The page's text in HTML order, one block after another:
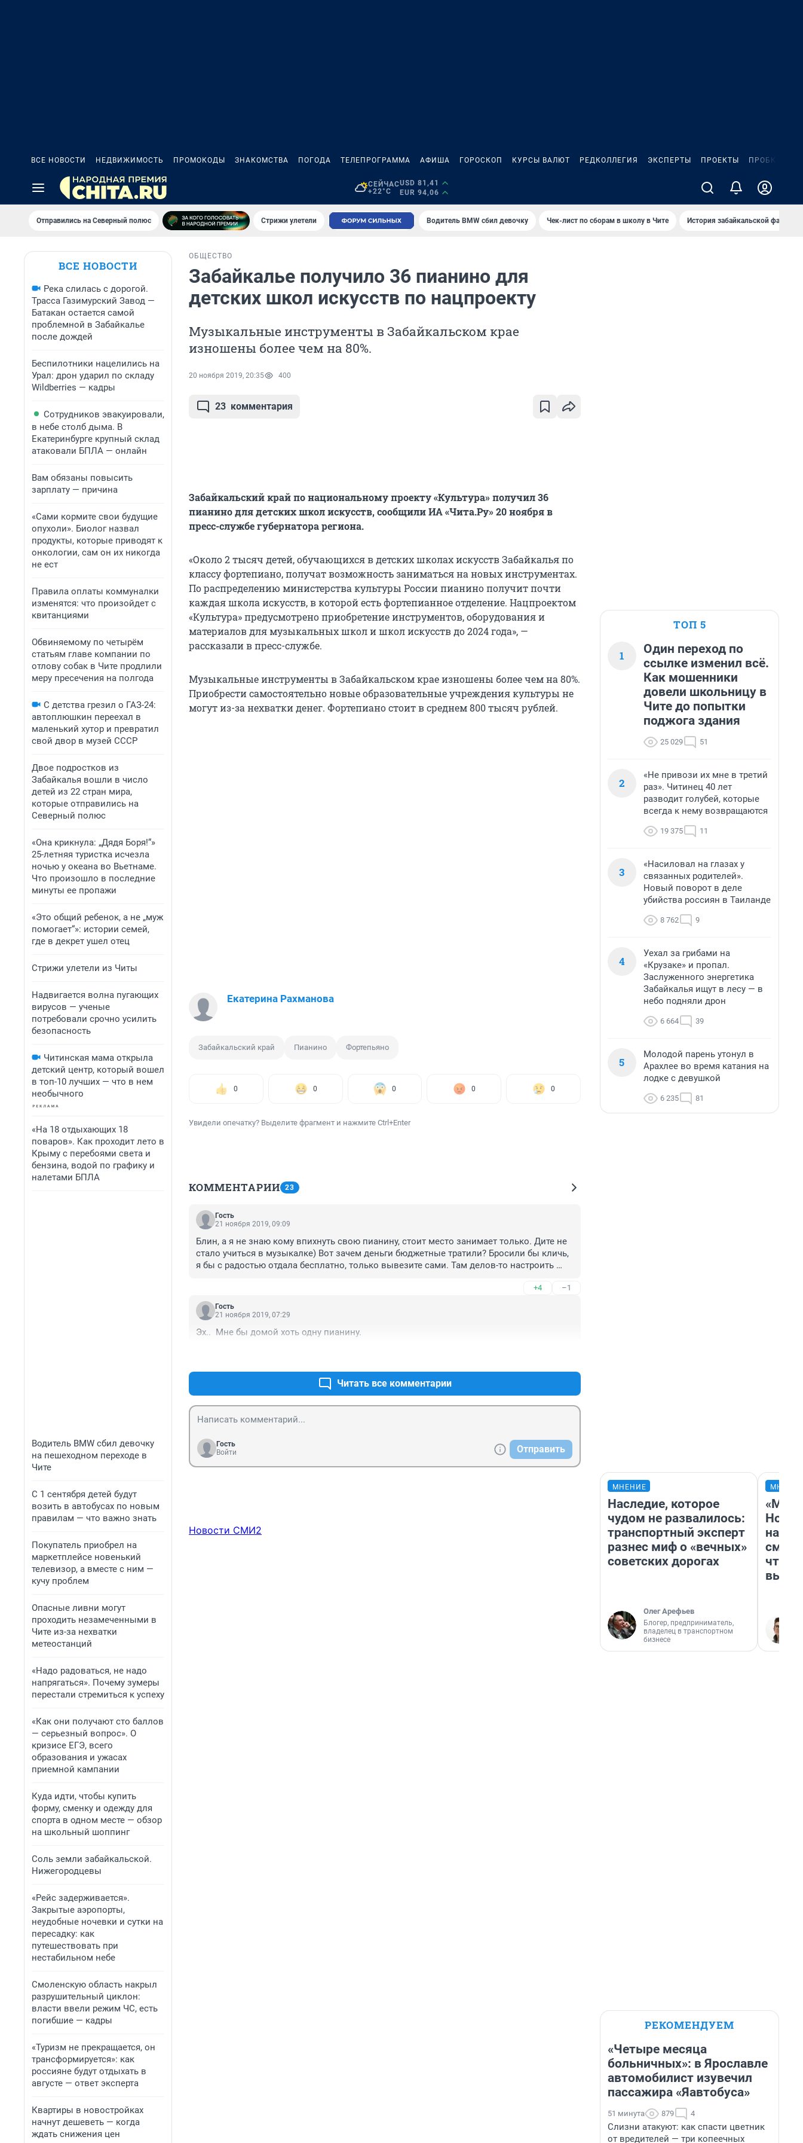
ВСЕ НОВОСТИ НЕДВИЖИМОСТЬ ПРОМОКОДЫ ЗНАКОМСТВА ПОГОДА ТЕЛЕПРОГРАММА АФИША ГОРОСКОП КУРСЫ ВАЛЮТ РЕДКОЛЛЕГИЯ ЭКСПЕРТЫ ПРОЕКТЫ ПРОБКИ
СЕЙЧАС
+22°C
USD 81,41
EUR 94,06
Отправились на Северный полюс Стрижи улетели Водитель BMW сбил девочку Чек-лист по сборам в школу в Чите История забайкальской фамилии
ВСЕ НОВОСТИ
Река слилась с дорогой.
Трасса Газимурский Завод —
Батакан остается самой
проблемной в Забайкалье
после дождей
Беспилотники нацелились на
Урал: дрон ударил по складу
Wildberries — кадры
Сотрудников эвакуировали,
в небе столб дыма. В
Екатеринбурге крупный склад
атаковали БПЛА — онлайн
Вам обязаны повысить
зарплату — причина
«Сами кормите свои будущие
опухоли». Биолог назвал
продукты, которые приводят к
онкологии, сам он их никогда
не ест
Правила оплаты коммуналки
изменятся: что произойдет с
квитанциями
Обвиняемому по четырём
статьям главе компании по
отлову собак в Чите продлили
меру пресечения на полгода
С детства грезил о ГАЗ-24:
автоплюшкин переехал в
маленький хутор и превратил
свой двор в музей СССР
Двое подростков из
Забайкалья вошли в число
детей из 22 стран мира,
которые отправились на
Северный полюс
«Она крикнула: „Дядя Боря!“»
25-летняя туристка исчезла
ночью у океана во Вьетнаме.
Что произошло в последние
минуты ее пропажи
«Это общий ребенок, а не „муж
помогает“»: истории семей,
где в декрет ушел отец
Стрижи улетели из Читы
Надвигается волна пугающих
вирусов — ученые
потребовали срочно усилить
безопасность
Читинская мама открыла
детский центр, который вошел
в топ-10 лучших — что в нем
необычного
«На 18 отдыхающих 18
поваров». Как проходит лето в
Крыму с перебоями света и
бензина, водой по графику и
налетами БПЛА
Водитель BMW сбил девочку
на пешеходном переходе в
Чите
С 1 сентября детей будут
возить в автобусах по новым
правилам — что важно знать
Покупатель приобрел на
маркетплейсе новенький
телевизор, а вместе с ним —
кучу проблем
Опасные ливни могут
проходить незамеченными в
Чите из-за нехватки
метеостанций
«Надо радоваться, не надо
напрягаться». Почему зумеры
перестали стремиться к успеху
«Как они получают сто баллов
— серьезный вопрос». О
кризисе ЕГЭ, всего
образования и ужасах
приемной кампании
Куда идти, чтобы купить
форму, сменку и одежду для
спорта в одном месте — обзор
на школьный шоппинг
Соль земли забайкальской.
Нижегородцевы
«Рейс задерживается».
Закрытые аэропорты,
неудобные ночевки и сутки на
пересадку: как
путешествовать при
нестабильном небе
Смоленскую область накрыл
разрушительный циклон:
власти ввели режим ЧС, есть
погибшие — кадры
«Туризм не прекращается, он
трансформируется»: как
россияне будут отдыхать в
августе — ответ эксперта
Квартиры в новостройках
начнут дешеветь — когда
ждать снижения цен
ОБЩЕСТВО
Забайкалье получило 36 пианино для
детских школ искусств по нацпроекту
Музыкальные инструменты в Забайкальском крае
изношены более чем на 80%.
20 ноября 2019, 20:35 400
23 комментария
Забайкальский край по национальному проекту «Культура» получил 36
пианино для детских школ искусств, сообщили ИА «Чита.Ру» 20 ноября в
пресс-службе губернатора региона.
«Около 2 тысяч детей, обучающихся в детских школах искусств Забайкалья по
классу фортепиано, получат возможность заниматься на новых инструментах.
По распределению министерства культуры России пианино получит почти
каждая школа искусств, в которой есть фортепианное отделение. Нацпроектом
«Культура» предусмотрено приобретение инструментов, оборудования и
материалов для музыкальных школ и школ искусств до 2024 года», —
рассказали в пресс-службе.
Музыкальные инструменты в Забайкальском крае изношены более чем на 80%.
Приобрести самостоятельно новые образовательные учреждения культуры не
могут из-за нехватки денег. Фортепиано стоит в среднем 800 тысяч рублей.
Екатерина Рахманова
Забайкальский край Пианино Фортепьяно
0 0 0 0 0
Увидели опечатку? Выделите фрагмент и нажмите Ctrl+Enter
КОММЕНТАРИИ 23
Гость
21 ноября 2019, 09:09
Блин, а я не знаю кому впихнуть свою пианину, стоит место занимает только. Дите не
стало учиться в музыкалке) Вот зачем деньги бюджетные тратили? Бросили бы кличь,
я бы с радостью отдала бесплатно, только вывезите сами. Там делов-то настроить
+4 –1
Гость
21 ноября 2019, 07:29
Эх..  Мне бы домой хоть одну пианину.
Читать все комментарии
Гость
Войти
Отправить
Новости СМИ2
ТОП 5
1
Один переход по
ссылке изменил всё.
Как мошенники
довели школьницу в
Чите до попытки
поджога здания
25 029 51
2
«Не привози их мне в третий
раз». Читинец 40 лет
разводит голубей, которые
всегда к нему возвращаются
19 375 11
3
«Насиловал на глазах у
связанных родителей».
Новый поворот в деле
убийства россиян в Таиланде
8 762 9
4
Уехал за грибами на
«Крузаке» и пропал.
Заслуженного энергетика
Забайкалья ищут в лесу — в
небо подняли дрон
6 664 39
5
Молодой парень утонул в
Арахлее во время катания на
лодке с девушкой
6 235 81
МНЕНИЕ
Наследие, которое
чудом не развалилось:
транспортный эксперт
разнес миф о «вечных»
советских дорогах
Олег Арефьев
Блогер, предприниматель,
владелец в транспортном
бизнесе
«Мы
РЕКОМЕНДУЕМ
«Четыре месяца
больничных»: в Ярославле
автомобилист изувечил
пассажира «Яавтобуса»
51 минута 879 4
Слизни атакуют: как спасти цветник
от вредителей — три копеечных